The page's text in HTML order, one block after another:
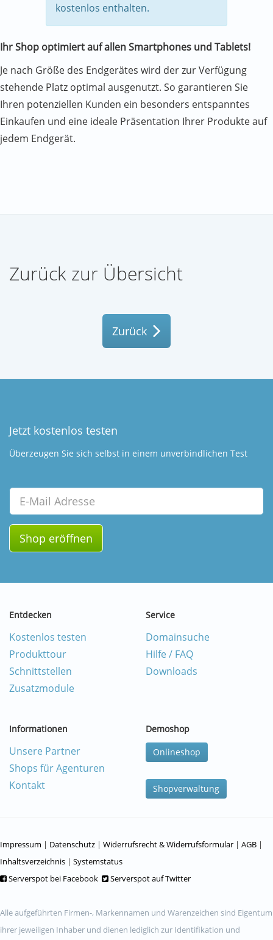
kostenlos enthalten.
Ihr Shop optimiert auf allen Smartphones und Tablets!
Je nach Größe des Endgerätes wird der zur Verfügung
stehende Platz optimal ausgenutzt. So garantieren Sie
Ihren potenziellen Kunden ein besonders entspanntes
Einkaufen und eine ideale Präsentation Ihrer Produkte auf
jedem Endgerät.
Zurück zur Übersicht
Zurück
Jetzt kostenlos testen
Überzeugen Sie sich selbst in einem unverbindlichen Test
Email
Shop eröffnen
Entdecken
Kostenlos testen
Produkttour
Schnittstellen
Zusatzmodule
Service
Domainsuche
Hilfe / FAQ
Downloads
Informationen
Unsere Partner
Shops für Agenturen
Kontakt
Demoshop
Onlineshop
Shopverwaltung
Impressum | Datenschutz | Widerrufsrecht & Widerrufsformular | AGB |
Inhaltsverzeichnis | Systemstatus
Serverspot bei Facebook
Serverspot auf Twitter
Alle aufgeführten Firmen-, Markennamen und Warenzeichen sind Eigentum
ihrer jeweiligen Inhaber und dienen lediglich zur Identifikation und